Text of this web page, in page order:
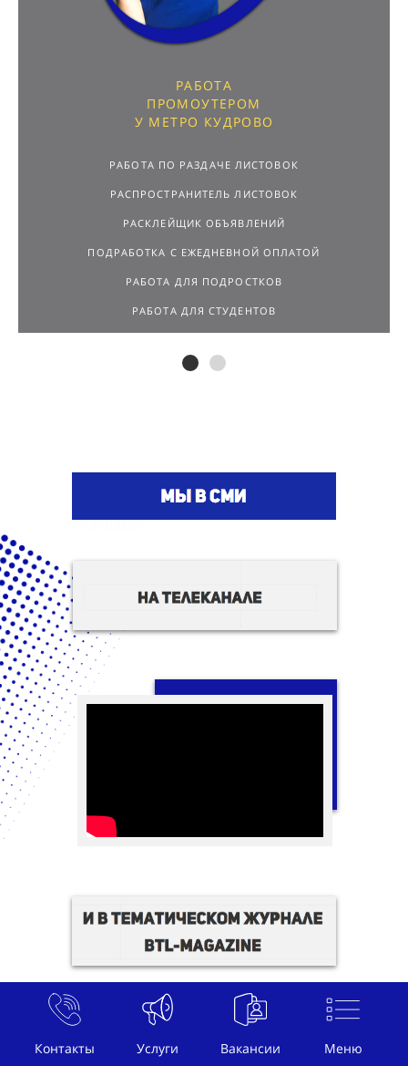
Контакты Услуги Вакансии Меню
РАБОТА
ПРОМОУТЕРОМ
У МЕТРО КУДРОВО
РАБОТА ПО РАЗДАЧЕ ЛИСТОВОК
РАСПРОСТРАНИТЕЛЬ ЛИСТОВОК
РАСКЛЕЙЩИК ОБЪЯВЛЕНИЙ
ПОДРАБОТКА С ЕЖЕДНЕВНОЙ ОПЛАТОЙ
РАБОТА ДЛЯ ПОДРОСТКОВ
РАБОТА ДЛЯ СТУДЕНТОВ